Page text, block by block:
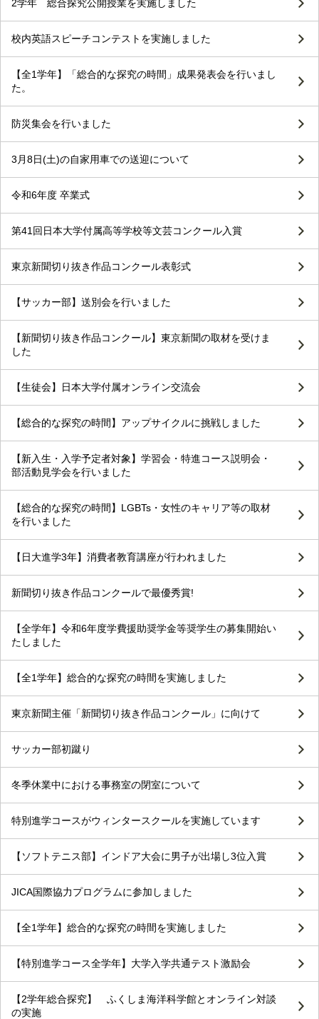
2学年 総合探究公開授業を実施しました
校内英語スピーチコンテストを実施しました
【全1学年】「総合的な探究の時間」成果発表会を行いまし
た。
防災集会を行いました
3月8日(土)の自家用車での送迎について
令和6年度 卒業式
第41回日本大学付属高等学校等文芸コンクール入賞
東京新聞切り抜き作品コンクール表彰式
【サッカー部】送別会を行いました
【新聞切り抜き作品コンクール】東京新聞の取材を受けま
した
【生徒会】日本大学付属オンライン交流会
【総合的な探究の時間】アップサイクルに挑戦しました
【新入生・入学予定者対象】学習会・特進コース説明会・
部活動見学会を行いました
【総合的な探究の時間】LGBTs・女性のキャリア等の取材
を行いました
【日大進学3年】消費者教育講座が行われました
新聞切り抜き作品コンクールで最優秀賞!
【全学年】令和6年度学費援助奨学金等奨学生の募集開始い
たしました
【全1学年】総合的な探究の時間を実施しました
東京新聞主催「新聞切り抜き作品コンクール」に向けて
サッカー部初蹴り
冬季休業中における事務室の閉室について
特別進学コースがウィンタースクールを実施しています
【ソフトテニス部】インドア大会に男子が出場し3位入賞
JICA国際協力プログラムに参加しました
【全1学年】総合的な探究の時間を実施しました
【特別進学コース全学年】大学入学共通テスト激励会
【2学年総合探究】 ふくしま海洋科学館とオンライン対談
の実施